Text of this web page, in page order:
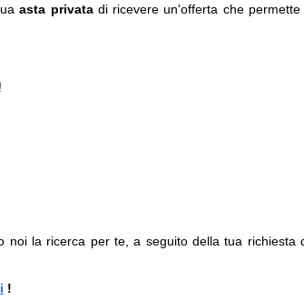
asta privata di ricevere un'offerta che permette
noi la ricerca per te, a seguito della tua richiesta
!